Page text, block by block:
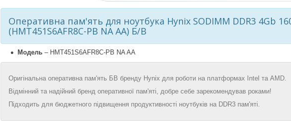
Оперативна пам'ять для ноутбука Hynix SODIMM DDR3 4Gb
(HMT451S6AFR8C-PB NA AA) Б/В
Модель – HMT451S6AFR8C-PB NA AA
Оригінальна оперативна пам'ять БВ бренду Hynix для роботи на платформах Intel та AMD.
Відмінний та надійний бренд оперативної пам'яті, добре себе зарекомендував роками!
Підходить для бюджетного підвищення продуктивності ноутбуків на DDR3 пам'яті.